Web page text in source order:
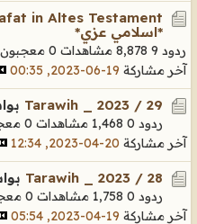
in Altes Testament
*اسلامي عزي*
ردود 9 8,878 مشاهدات
0 معجبون
آخر مشاركة 19-06-2023, 00:35
Tarawih _ 2023 / 29
ردود 0 1,468 مشاهدات
0 معجبون
آخر مشاركة 20-04-2023, 12:34
Tarawih _ 2023 / 28
ردود 0 1,758 مشاهدات
0 معجبون
آخر مشاركة 19-04-2023, 05:54